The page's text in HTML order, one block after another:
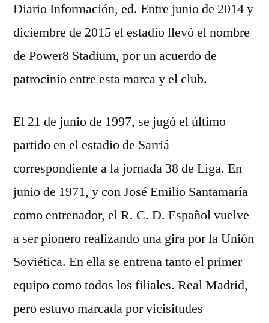
Diario Información, ed. Entre junio de 2014 y
diciembre de 2015 el estadio llevó el nombre
de Power8 Stadium, por un acuerdo de
patrocinio entre esta marca y el club.
El 21 de junio de 1997, se jugó el último
partido en el estadio de Sarriá
correspondiente a la jornada 38 de Liga. En
junio de 1971, y con José Emilio Santamaría
como entrenador, el R. C. D. Español vuelve
a ser pionero realizando una gira por la Unión
Soviética. En ella se entrena tanto el primer
equipo como todos los filiales. Real Madrid,
pero estuvo marcada por vicisitudes